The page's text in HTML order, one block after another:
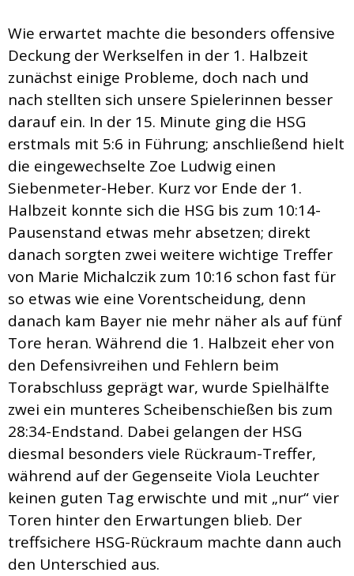
Wie erwartet machte die besonders offensive
Deckung der Werkselfen in der 1. Halbzeit
zunächst einige Probleme, doch nach und
nach stellten sich unsere Spielerinnen besser
darauf ein. In der 15. Minute ging die HSG
erstmals mit 5:6 in Führung; anschließend hielt
die eingewechselte Zoe Ludwig einen
Siebenmeter-Heber. Kurz vor Ende der 1.
Halbzeit konnte sich die HSG bis zum 10:14-
Pausenstand etwas mehr absetzen; direkt
danach sorgten zwei weitere wichtige Treffer
von Marie Michalczik zum 10:16 schon fast für
so etwas wie eine Vorentscheidung, denn
danach kam Bayer nie mehr näher als auf fünf
Tore heran. Während die 1. Halbzeit eher von
den Defensivreihen und Fehlern beim
Torabschluss geprägt war, wurde Spielhälfte
zwei ein munteres Scheibenschießen bis zum
28:34-Endstand. Dabei gelangen der HSG
diesmal besonders viele Rückraum-Treffer,
während auf der Gegenseite Viola Leuchter
keinen guten Tag erwischte und mit „nur“ vier
Toren hinter den Erwartungen blieb. Der
treffsichere HSG-Rückraum machte dann auch
den Unterschied aus.